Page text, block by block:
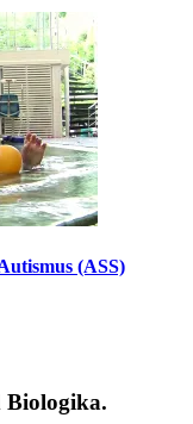
(ASS)
Biologika.